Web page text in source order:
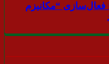
“مکانیزم